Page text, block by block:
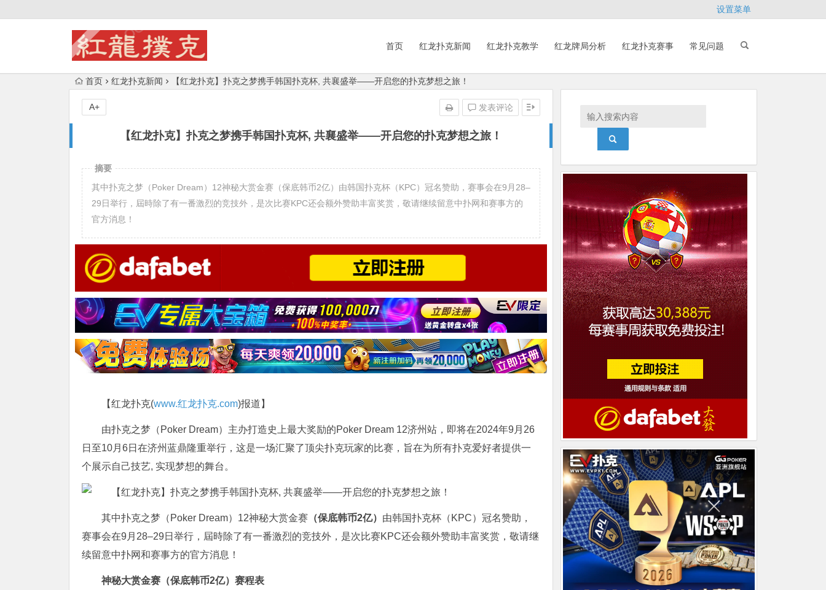
设置菜单
首页 红龙扑克新闻 红龙扑克教学 红龙牌局分析 红龙扑克赛事 常见问题
首页 红龙扑克新闻 【红龙扑克】扑克之梦携手韩国扑克杯, 共襄盛举——开启您的扑克梦想之旅！
【红龙扑克】扑克之梦携手韩国扑克杯, 共襄盛举——开启您的扑克梦想之旅！
发表评论
A+
摘要
其中扑克之梦（Poker Dream）12神秘大赏金赛（保底韩币2亿）由韩国扑克杯（KPC）冠名赞助，赛事会在9月28–
29日举行，屆時除了有一番激烈的竞技外，是次比赛KPC还会额外赞助丰富奖赏，敬请继续留意中扑网和赛事方的
官方消息！
【红龙扑克(www.红龙扑克.com)报道】
由扑克之梦（Poker Dream）主办打造史上最大奖励的Poker Dream 12济州站，即将在2024年9月26
日至10月6日在济州蓝鼎隆重举行，这是一场汇聚了顶尖扑克玩家的比赛，旨在为所有扑克爱好者提供一
个展示自己技艺, 实现梦想的舞台。
其中扑克之梦（Poker Dream）12神秘大赏金赛 （保底韩币2亿） 由韩国扑克杯（KPC）冠名赞助，
赛事会在9月28–29日举行，屆時除了有一番激烈的竞技外，是次比赛KPC还会额外赞助丰富奖赏，敬请继
续留意中扑网和赛事方的官方消息！
神秘大赏金赛（保底韩币2亿）赛程表